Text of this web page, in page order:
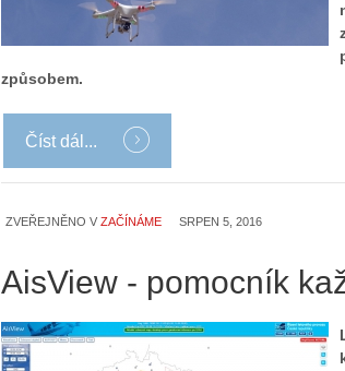
způsobem.
Číst dál...
ZVEŘEJNĚNO V ZAČÍNÁME SRPEN 5, 2016
AisView - pomocník